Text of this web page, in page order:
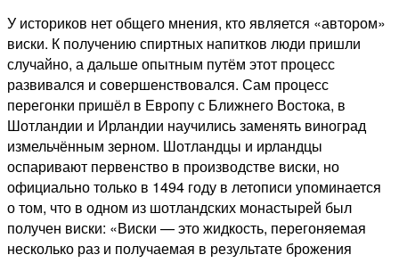
У историков нет общего мнения, кто является «автором»
виски. К получению спиртных напитков люди пришли
случайно, а дальше опытным путём этот процесс
развивался и совершенствовался. Сам процесс
перегонки пришёл в Европу с Ближнего Востока, в
Шотландии и Ирландии научились заменять виноград
измельчённым зерном. Шотландцы и ирландцы
оспаривают первенство в производстве виски, но
официально только в 1494 году в летописи упоминается
о том, что в одном из шотландских монастырей был
получен виски: «Виски — это жидкость, перегоняемая
несколько раз и получаемая в результате брожения